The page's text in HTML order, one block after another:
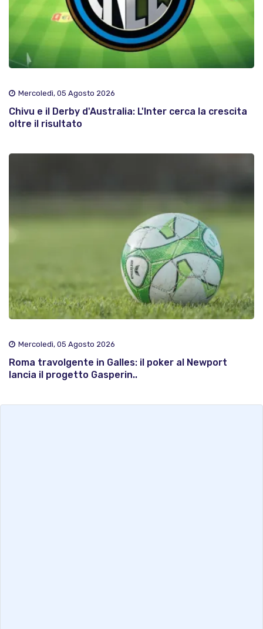
Mercoledì, 05 Agosto 2026
Chivu e il Derby d'Australia: L'Inter cerca la crescita
oltre il risultato
Mercoledì, 05 Agosto 2026
Roma travolgente in Galles: il poker al Newport
lancia il progetto Gasperin..